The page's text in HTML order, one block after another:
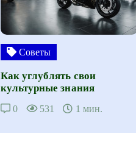
Советы
Как углублять свои
культурные знания
0 531 1 мин.